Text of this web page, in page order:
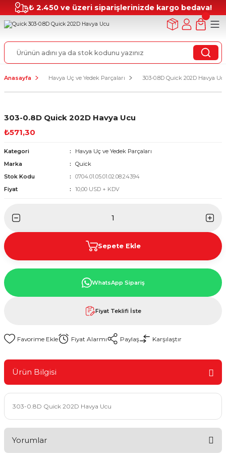
₺ 2.450 ve üzeri siparişlerinizde kargo bedava!
Anasayfa Havya Uç ve Yedek Parçaları 303-0.8D Quick 202D Havya
303-0.8D Quick 202D Havya Ucu
₺571,30
Kategori
Havya Uç ve Yedek Parçaları
Marka
Quick
Stok Kodu
0704.01.05.01.02.08.24394
Fiyat
10,00 USD + KDV
Sepete Ekle
WhatsApp Sipariş
Fiyat Teklifi İste
Fiyat Alarmı Paylaş Karşılaştır
Ürün Bilgisi
303-0.8D Quick 202D Havya Ucu
Yorumlar